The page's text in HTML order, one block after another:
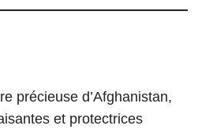
précieuse d’Afghanistan,
et protectrices